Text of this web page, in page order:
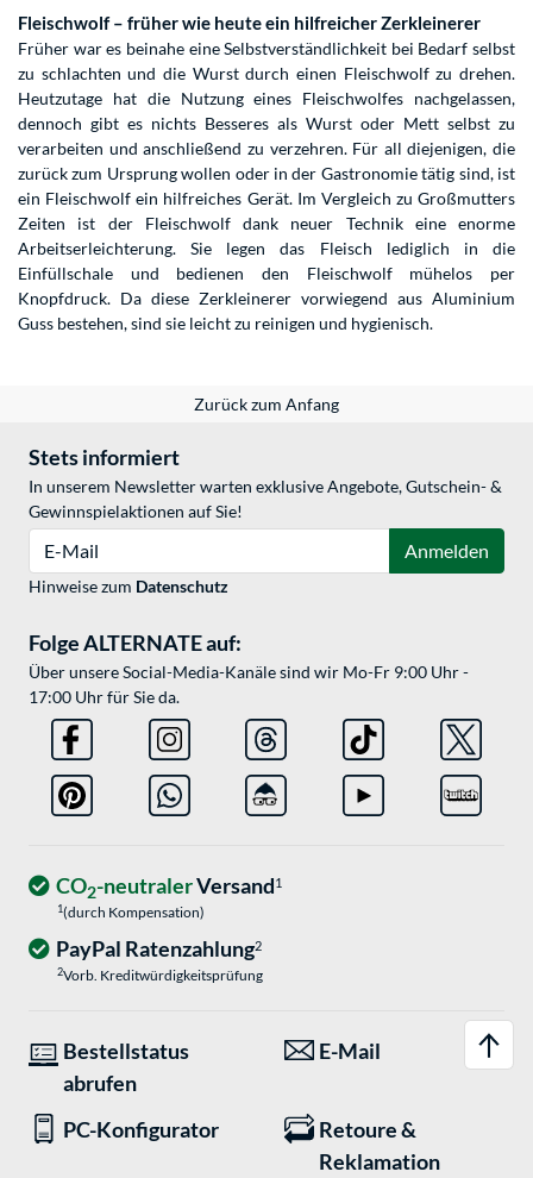
Fleischwolf – früher wie heute ein hilfreicher Zerkleinerer
Früher war es beinahe eine Selbstverständlichkeit bei Bedarf selbst
zu schlachten und die Wurst durch einen Fleischwolf zu drehen.
Heutzutage hat die Nutzung eines Fleischwolfes nachgelassen,
dennoch gibt es nichts Besseres als Wurst oder Mett selbst zu
verarbeiten und anschließend zu verzehren. Für all diejenigen, die
zurück zum Ursprung wollen oder in der Gastronomie tätig sind, ist
ein Fleischwolf ein hilfreiches Gerät. Im Vergleich zu Großmutters
Zeiten ist der Fleischwolf dank neuer Technik eine enorme
Arbeitserleichterung. Sie legen das Fleisch lediglich in die
Einfüllschale und bedienen den Fleischwolf mühelos per
Knopfdruck. Da diese Zerkleinerer vorwiegend aus Aluminium
Guss bestehen, sind sie leicht zu reinigen und hygienisch.
Zurück zum Anfang
Stets informiert
In unserem Newsletter warten exklusive Angebote, Gutschein- &
Gewinnspielaktionen auf Sie!
Anmelden
Hinweise zum Datenschutz
Folge ALTERNATE auf:
Über unsere Social-Media-Kanäle sind wir Mo-Fr 9:00 Uhr -
17:00 Uhr für Sie da.
CO2-neutralerVersand1
1(durch Kompensation)
PayPal Ratenzahlung2
2Vorb. Kreditwürdigkeitsprüfung
Bestellstatus
abrufen
E-Mail
PC-Konfigurator
Retoure &
Reklamation